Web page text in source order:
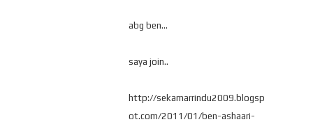
abg ben...
saya join..
http://sekamarrindu2009.blogsp
ot.com/2011/01/ben-ashaari-